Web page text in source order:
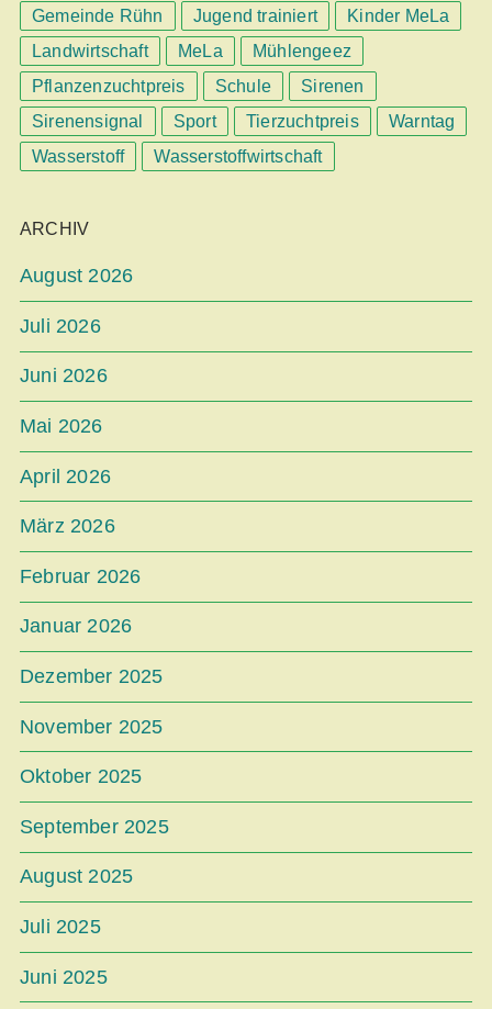
Gemeinde Rühn
Jugend trainiert
Kinder MeLa
Landwirtschaft
MeLa
Mühlengeez
Pflanzenzuchtpreis
Schule
Sirenen
Sirenensignal
Sport Tierzuchtpreis
Warntag
Wasserstoff
Wasserstoffwirtschaft
ARCHIV
August 2026
Juli 2026
Juni 2026
Mai 2026
April 2026
März 2026
Februar 2026
Januar 2026
Dezember 2025
November 2025
Oktober 2025
September 2025
August 2025
Juli 2025
Juni 2025